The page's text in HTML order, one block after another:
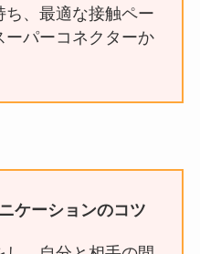
、最適な接触ペー
ーパーコネクターか
ケーションのコツ